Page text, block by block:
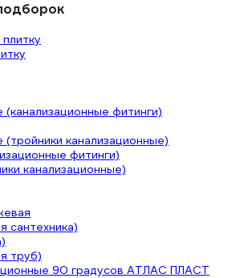
фитинги)
канализационные)
фитинги)
канализационные)
сантехника)
труб)
90 градусов АТЛАС ПЛАСТ